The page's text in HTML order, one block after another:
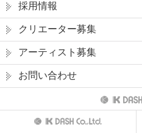
採用情報
クリエーター募集
アーティスト募集
お問い合わせ